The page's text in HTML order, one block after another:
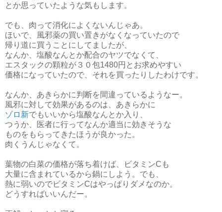
とか思っていたような気もします。
でも、肉って消化によくないんじゃあ。
ほいで、風邪薬の買い置きがなくなっていたので
帰り道に買うことにしてましたが、
なんか、塩酸なんとか配合のヤツでなくて、
エスタックの顆粒が３０包1480円とお求めやすい
価格になっていたので、それを買ったりしたわけです。
なんか、あきらかに判断を間違っているようなー。
風邪に対して効果があるのは、あきらかに
ゾロ新でもいいから塩酸なんとか入り、
つうか、医者に行ってなんか適当に効きそうな
ものをもらってきたほうが良かった。
肉くうんじゃなくて。
葉物の白菜の価格が落ち着けば、ビタミンCも
大量に含まれているから鍋にしよう。でも、
熱に弱いのでビタミンCはやっぱりダメなのか。
どうすればいいんだー。